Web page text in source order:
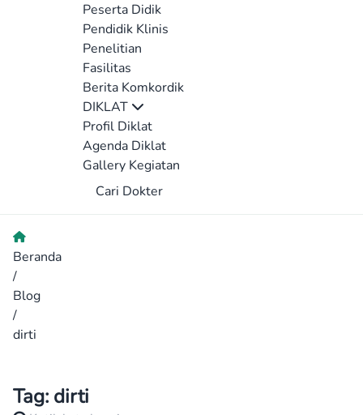
Peserta Didik
Pendidik Klinis
Penelitian
Fasilitas
Berita Komkordik
DIKLAT
Profil Diklat
Agenda Diklat
Gallery Kegiatan
Cari Dokter
Beranda
/
Blog
/
dirti
Tag: dirti